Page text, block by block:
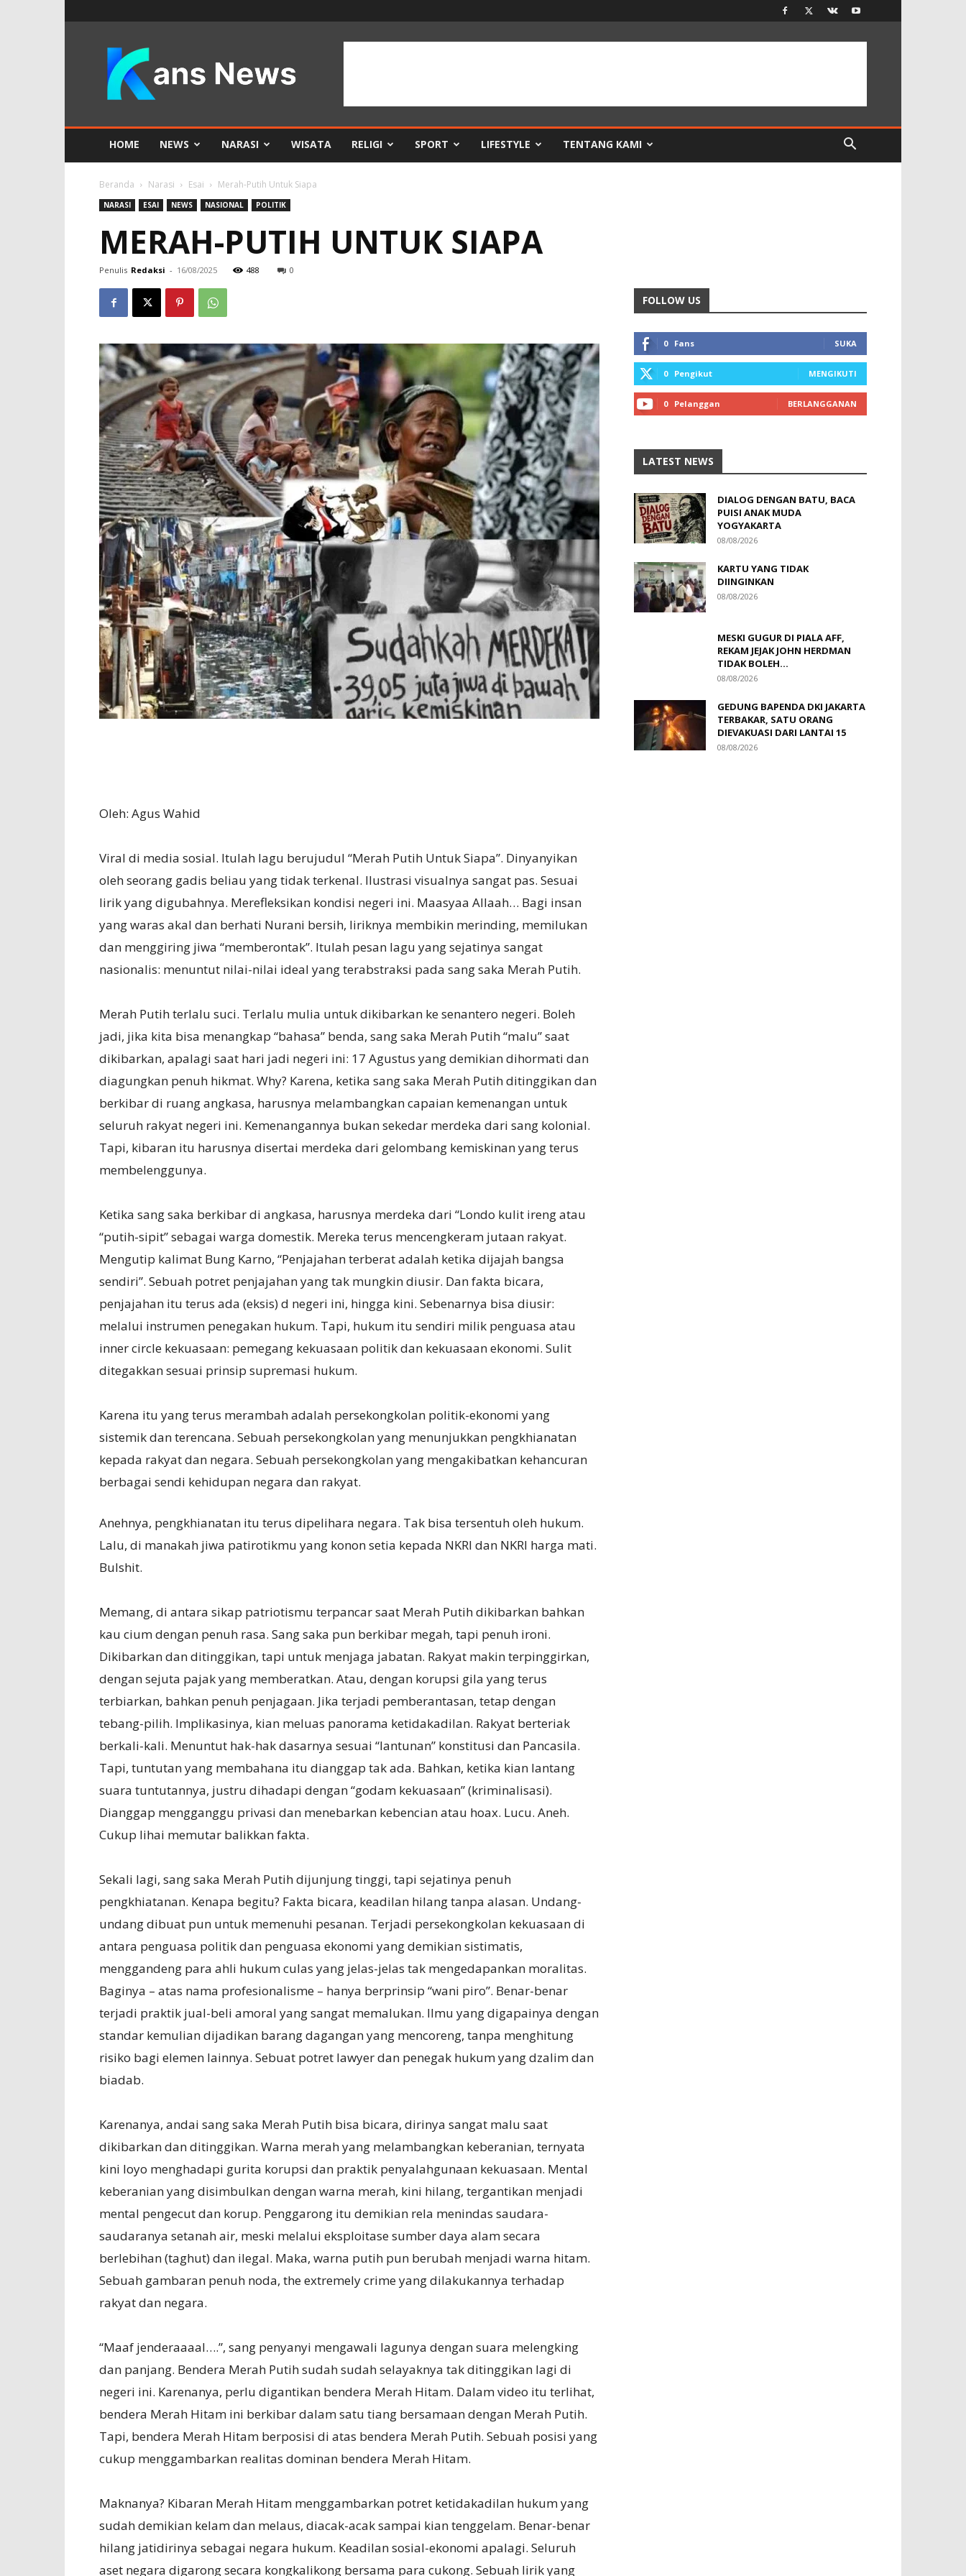
KANS
News
HOME NEWS NARASI WISATA RELIGI SPORT LIFESTYLE TENTANG KAMI
Beranda Narasi Esai Merah-Putih Untuk Siapa
NARASI ESAI NEWS NASIONAL POLITIK
MERAH-PUTIH UNTUK SIAPA
Penulis Redaksi - 16/08/2025 488 0
Oleh: Agus Wahid
Viral di media sosial. Itulah lagu berujudul “Merah Putih Untuk Siapa”. Dinyanyikan
oleh seorang gadis beliau yang tidak terkenal. Ilustrasi visualnya sangat pas. Sesuai
lirik yang digubahnya. Merefleksikan kondisi negeri ini. Maasyaa Allaah… Bagi insan
yang waras akal dan berhati Nurani bersih, liriknya membikin merinding, memilukan
dan menggiring jiwa “memberontak”. Itulah pesan lagu yang sejatinya sangat
nasionalis: menuntut nilai-nilai ideal yang terabstraksi pada sang saka Merah Putih.
Merah Putih terlalu suci. Terlalu mulia untuk dikibarkan ke senantero negeri. Boleh
jadi, jika kita bisa menangkap “bahasa” benda, sang saka Merah Putih “malu” saat
dikibarkan, apalagi saat hari jadi negeri ini: 17 Agustus yang demikian dihormati dan
diagungkan penuh hikmat. Why? Karena, ketika sang saka Merah Putih ditinggikan dan
berkibar di ruang angkasa, harusnya melambangkan capaian kemenangan untuk
seluruh rakyat negeri ini. Kemenangannya bukan sekedar merdeka dari sang kolonial.
Tapi, kibaran itu harusnya disertai merdeka dari gelombang kemiskinan yang terus
membelenggunya.
Ketika sang saka berkibar di angkasa, harusnya merdeka dari “Londo kulit ireng atau
“putih-sipit” sebagai warga domestik. Mereka terus mencengkeram jutaan rakyat.
Mengutip kalimat Bung Karno, “Penjajahan terberat adalah ketika dijajah bangsa
sendiri”. Sebuah potret penjajahan yang tak mungkin diusir. Dan fakta bicara,
penjajahan itu terus ada (eksis) d negeri ini, hingga kini. Sebenarnya bisa diusir:
melalui instrumen penegakan hukum. Tapi, hukum itu sendiri milik penguasa atau
inner circle kekuasaan: pemegang kekuasaan politik dan kekuasaan ekonomi. Sulit
ditegakkan sesuai prinsip supremasi hukum.
Karena itu yang terus merambah adalah persekongkolan politik-ekonomi yang
sistemik dan terencana. Sebuah persekongkolan yang menunjukkan pengkhianatan
kepada rakyat dan negara. Sebuah persekongkolan yang mengakibatkan kehancuran
berbagai sendi kehidupan negara dan rakyat.
Anehnya, pengkhianatan itu terus dipelihara negara. Tak bisa tersentuh oleh hukum.
Lalu, di manakah jiwa patirotikmu yang konon setia kepada NKRI dan NKRI harga mati.
Bulshit.
Memang, di antara sikap patriotismu terpancar saat Merah Putih dikibarkan bahkan
kau cium dengan penuh rasa. Sang saka pun berkibar megah, tapi penuh ironi.
Dikibarkan dan ditinggikan, tapi untuk menjaga jabatan. Rakyat makin terpinggirkan,
dengan sejuta pajak yang memberatkan. Atau, dengan korupsi gila yang terus
terbiarkan, bahkan penuh penjagaan. Jika terjadi pemberantasan, tetap dengan
tebang-pilih. Implikasinya, kian meluas panorama ketidakadilan. Rakyat berteriak
berkali-kali. Menuntut hak-hak dasarnya sesuai “lantunan” konstitusi dan Pancasila.
Tapi, tuntutan yang membahana itu dianggap tak ada. Bahkan, ketika kian lantang
suara tuntutannya, justru dihadapi dengan “godam kekuasaan” (kriminalisasi).
Dianggap mengganggu privasi dan menebarkan kebencian atau hoax. Lucu. Aneh.
Cukup lihai memutar balikkan fakta.
Sekali lagi, sang saka Merah Putih dijunjung tinggi, tapi sejatinya penuh
pengkhiatanan. Kenapa begitu? Fakta bicara, keadilan hilang tanpa alasan. Undang-
undang dibuat pun untuk memenuhi pesanan. Terjadi persekongkolan kekuasaan di
antara penguasa politik dan penguasa ekonomi yang demikian sistimatis,
menggandeng para ahli hukum culas yang jelas-jelas tak mengedapankan moralitas.
Baginya – atas nama profesionalisme – hanya berprinsip “wani piro”. Benar-benar
terjadi praktik jual-beli amoral yang sangat memalukan. Ilmu yang digapainya dengan
standar kemulian dijadikan barang dagangan yang mencoreng, tanpa menghitung
risiko bagi elemen lainnya. Sebuat potret lawyer dan penegak hukum yang dzalim dan
biadab.
Karenanya, andai sang saka Merah Putih bisa bicara, dirinya sangat malu saat
dikibarkan dan ditinggikan. Warna merah yang melambangkan keberanian, ternyata
kini loyo menghadapi gurita korupsi dan praktik penyalahgunaan kekuasaan. Mental
keberanian yang disimbulkan dengan warna merah, kini hilang, tergantikan menjadi
mental pengecut dan korup. Penggarong itu demikian rela menindas saudara-
saudaranya setanah air, meski melalui eksploitase sumber daya alam secara
berlebihan (taghut) dan ilegal. Maka, warna putih pun berubah menjadi warna hitam.
Sebuah gambaran penuh noda, the extremely crime yang dilakukannya terhadap
rakyat dan negara.
“Maaf jenderaaaal….”, sang penyanyi mengawali lagunya dengan suara melengking
dan panjang. Bendera Merah Putih sudah sudah selayaknya tak ditinggikan lagi di
negeri ini. Karenanya, perlu digantikan bendera Merah Hitam. Dalam video itu terlihat,
bendera Merah Hitam ini berkibar dalam satu tiang bersamaan dengan Merah Putih.
Tapi, bendera Merah Hitam berposisi di atas bendera Merah Putih. Sebuah posisi yang
cukup menggambarkan realitas dominan bendera Merah Hitam.
Maknanya? Kibaran Merah Hitam menggambarkan potret ketidakadilan hukum yang
sudah demikian kelam dan melaus, diacak-acak sampai kian tenggelam. Benar-benar
hilang jatidirinya sebagai negara hukum. Keadilan sosial-ekonomi apalagi. Seluruh
aset negara digarong secara kongkalikong bersama para cukong. Sebuah lirik yang
FOLLOW US
0 Fans SUKA
0 Pengikut MENGIKUTI
0 Pelanggan BERLANGGANAN
LATEST NEWS
DIALOG DENGAN BATU, BACA
PUISI ANAK MUDA
YOGYAKARTA
08/08/2026
KARTU YANG TIDAK
DIINGINKAN
08/08/2026
MESKI GUGUR DI PIALA AFF,
REKAM JEJAK JOHN HERDMAN
TIDAK BOLEH...
08/08/2026
GEDUNG BAPENDA DKI JAKARTA
TERBAKAR, SATU ORANG
DIEVAKUASI DARI LANTAI 15
08/08/2026